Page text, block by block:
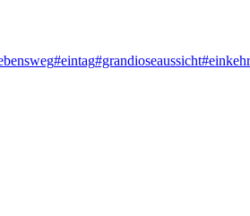
#eintag#grandioseaussicht#einkehr